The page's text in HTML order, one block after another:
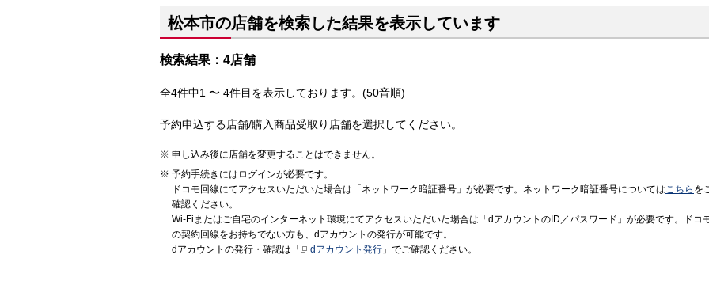
松本市の店舗を検索した結果を表示しています
検索結果：4店舗
全4件中1 〜 4件目を表示しております。(50音順)
予約申込する店舗/購入商品受取り店舗を選択してください。
申し込み後に店舗を変更することはできません。
予約手続きにはログインが必要です。
ドコモ回線にてアクセスいただいた場合は「ネットワーク暗証番号」が必要です。ネットワーク暗証番号についてはこちら を
確認ください。
Wi-Fiまたはご自宅のインターネット環境にてアクセスいただいた場合は「dアカウントのID／パスワード」が必要です。ドコ
の契約回線をお持ちでない方も、dアカウントの発行が可能です。
dアカウントの発行・確認は「
dアカウント発行 」でご確認ください。